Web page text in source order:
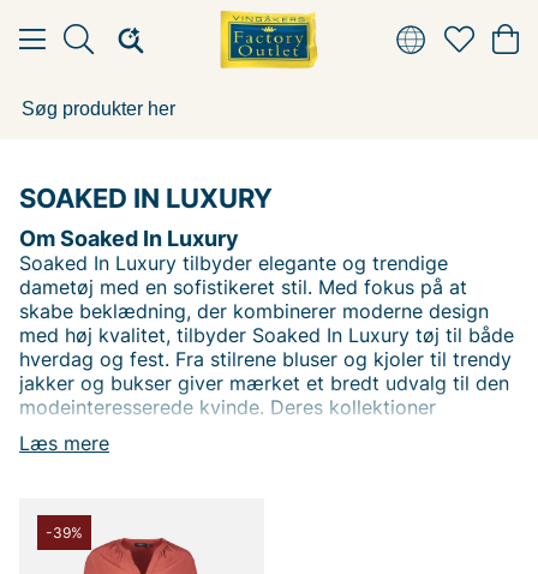
SOAKED IN LUXURY
Læs mere
Om Soaked In Luxury
Soaked In Luxury tilbyder elegante og trendige
dametøj med en sofistikeret stil. Med fokus på at
skabe beklædning, der kombinerer moderne design
med høj kvalitet, tilbyder Soaked In Luxury tøj til både
hverdag og fest. Fra stilrene bluser og kjoler til trendy
jakker og bukser giver mærket et bredt udvalg til den
modeinteresserede kvinde. Deres kollektioner
kendetegnes af omhyggeligt udvalgte materialer og
detaljer, der giver et eksklusivt indtryk.
elegante klæder, der passer både til arbejde og
weekend – uden at sprænge budgettet.
-39%